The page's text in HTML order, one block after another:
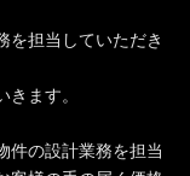
を担当していただき
ます。
件の設計業務を担当